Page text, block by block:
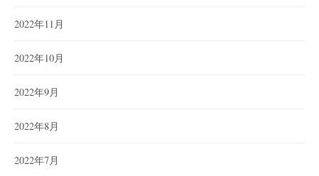
2022年11月
2022年10月
2022年9月
2022年8月
2022年7月